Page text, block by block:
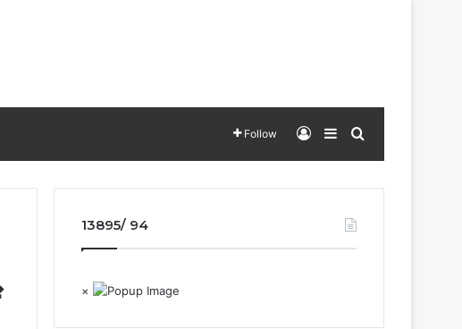
Follow Log InSidebarSearch for
13895/ 94
×